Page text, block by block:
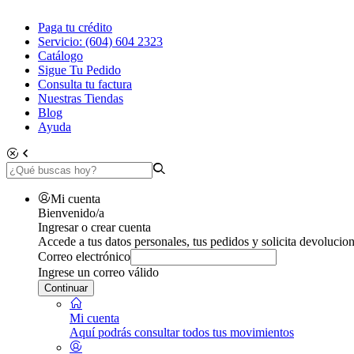
Paga tu crédito
Servicio: (604) 604 2323
Catálogo
Sigue Tu Pedido
Consulta tu factura
Nuestras Tiendas
Blog
Ayuda
Mi cuenta
Bienvenido/a
Ingresar o crear cuenta
Accede a tus datos personales, tus pedidos y solicita
Correo electrónico
Ingrese un correo válido
Continuar
Mi cuenta
Aquí podrás consultar todos tus movimientos